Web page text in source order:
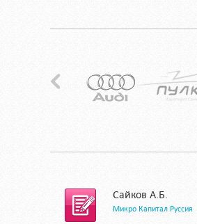
Сайков А.Б.
Микро Капитал Руссия